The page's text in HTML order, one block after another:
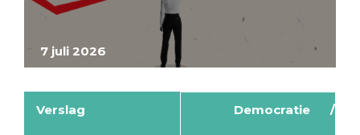
7 juli 2026
Verslag Democratie